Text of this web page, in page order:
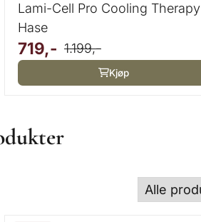
Lami-Cell Pro Cooling Therapy
Hase
719,- 1.199,-
Kjøp